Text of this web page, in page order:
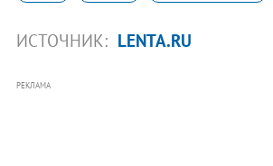
ИСТОЧНИК: LENTA.RU
РЕКЛАМА